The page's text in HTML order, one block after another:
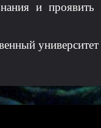
и проявить